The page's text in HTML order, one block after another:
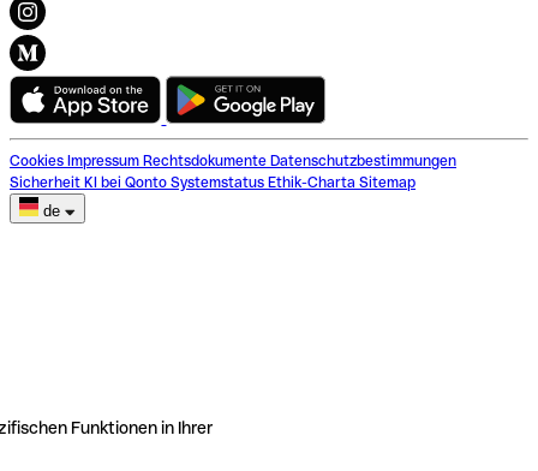
Cookies Impressum Rechtsdokumente Datenschutzbestimmungen
Sicherheit KI bei Qonto Systemstatus Ethik-Charta Sitemap
de
Funktionen in Ihrer